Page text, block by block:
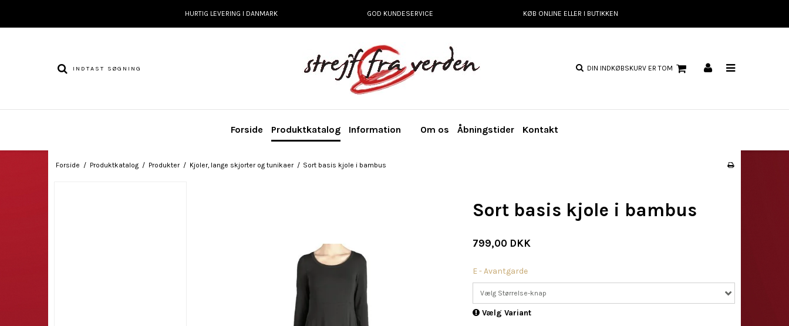
HURTIG LEVERING I DANMARK GOD KUNDESERVICE KØB ONLINE ELLER I BUTIKKEN
DIN INDKØBSKURV ER TOM
Forside Produktkatalog Information Om os Åbningstider Kontakt
Forside / Produktkatalog / Produkter / Kjoler, lange skjorter og tunikaer / Sort basis kjole i bambus
Sort basis kjole i bambus
799,00 DKK
E - Avantgarde
Vælg Størrelse-knap
Vælg Variant